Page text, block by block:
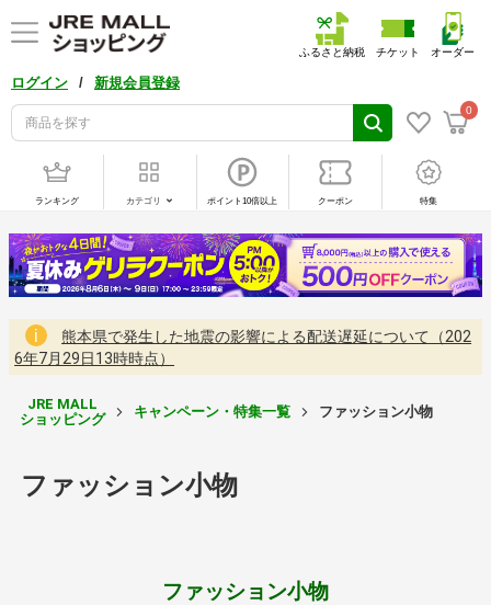
ログイン / 新規会員登録
0
ふるさと納税 チケット オーダー
ランキング カテゴリ ポイント10倍以上 クーポン 特集
熊本県で発生した地震の影響による配送遅延について（202
6年7月29日13時時点）
JRE MALL
ショッピング
キャンペーン・特集一覧 ファッション小物
ファッション小物
ファッション小物